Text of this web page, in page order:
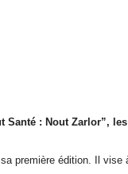
Santé : Nout Zarlor”,
première édition. Il